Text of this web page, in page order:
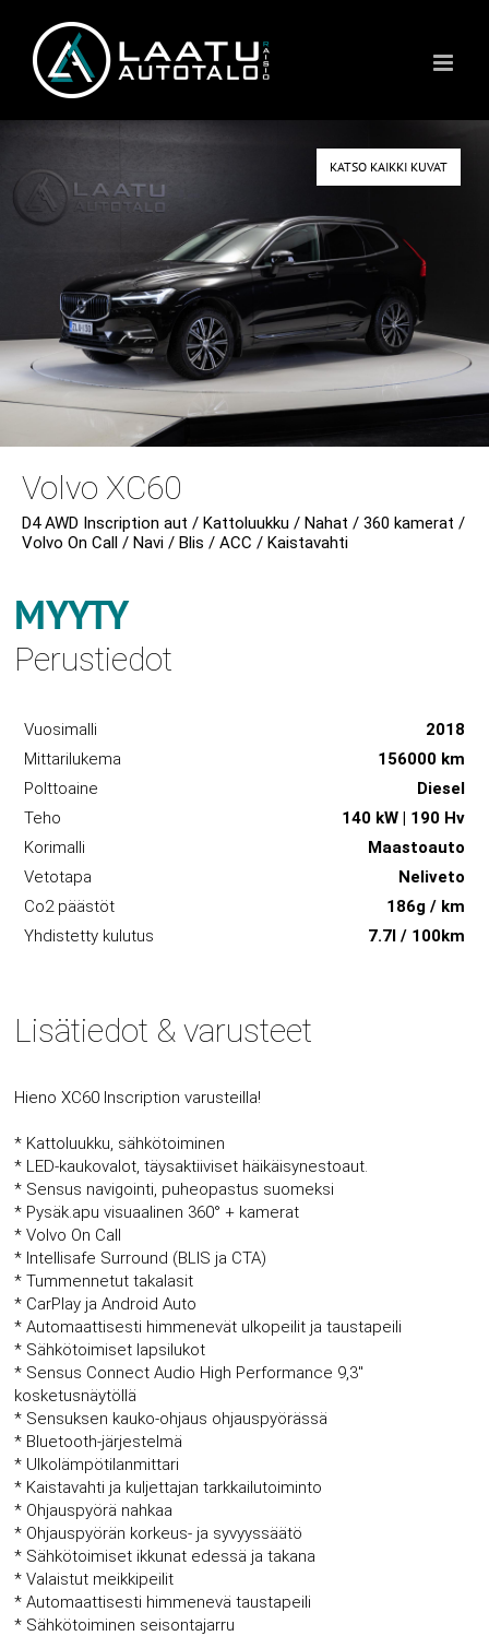
content
KATSO KAIKKI KUVAT
Volvo XC60
D4 AWD Inscription aut / Kattoluukku / Nahat / 360 kamerat /
Volvo On Call / Navi / Blis / ACC / Kaistavahti
MYYTY
Perustiedot
Vuosimalli
2018
Mittarilukema
156000 km
Polttoaine
Diesel
Teho
140 kW | 190 Hv
Korimalli
Maastoauto
Vetotapa
Neliveto
Co2 päästöt
186g / km
Yhdistetty kulutus
7.7l / 100km
Lisätiedot & varusteet
Hieno XC60 Inscription varusteilla!
* Kattoluukku, sähkötoiminen
* LED-kaukovalot, täysaktiiviset häikäisynestoaut.
* Sensus navigointi, puheopastus suomeksi
* Pysäk.apu visuaalinen 360° + kamerat
* Volvo On Call
* Intellisafe Surround (BLIS ja CTA)
* Tummennetut takalasit
* CarPlay ja Android Auto
* Automaattisesti himmenevät ulkopeilit ja taustapeili
* Sähkötoimiset lapsilukot
* Sensus Connect Audio High Performance 9,3"
kosketusnäytöllä
* Sensuksen kauko-ohjaus ohjauspyörässä
* Bluetooth-järjestelmä
* Ulkolämpötilanmittari
* Kaistavahti ja kuljettajan tarkkailutoiminto
* Ohjauspyörä nahkaa
* Ohjauspyörän korkeus- ja syvyyssäätö
* Sähkötoimiset ikkunat edessä ja takana
* Valaistut meikkipeilit
* Automaattisesti himmenevä taustapeili
* Sähkötoiminen seisontajarru